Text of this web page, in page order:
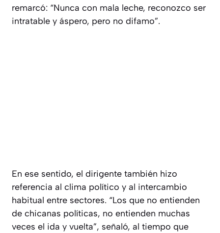
remarcó: “Nunca con mala leche, reconozco ser
intratable y áspero, pero no difamo”.
En ese sentido, el dirigente también hizo
referencia al clima político y al intercambio
habitual entre sectores. “Los que no entienden
de chicanas políticas, no entienden muchas
veces el ida y vuelta”, señaló, al tiempo que